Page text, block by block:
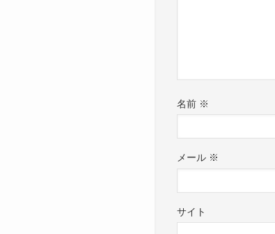
名前 ※
メール ※
サイト